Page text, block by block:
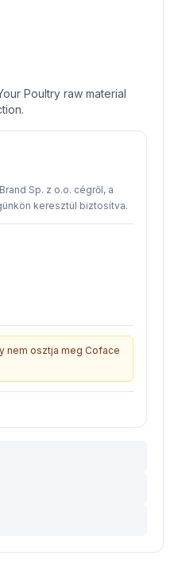
Poultry raw material
Sp. z o.o. cégről, a
keresztül biztosítva.
nem osztja meg Coface